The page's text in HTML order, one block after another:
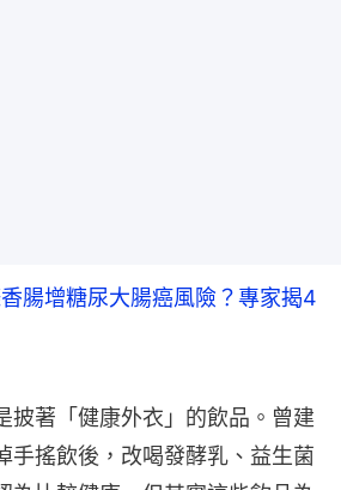
腸增糖尿大腸癌風險？專家揭4
披著「健康外衣」的飲品。曾建
手搖飲後，改喝發酵乳、益生菌